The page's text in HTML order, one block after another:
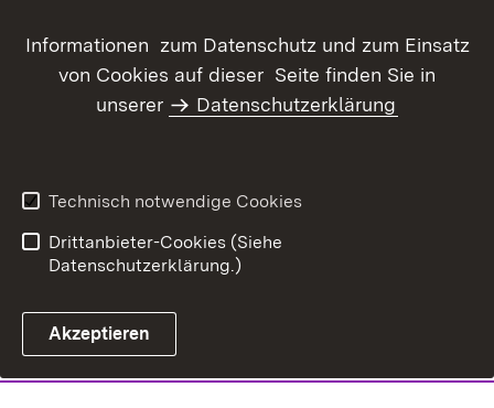
Informationen zum Datenschutz und zum Einsatz
von Cookies auf dieser Seite finden Sie in
unserer
Datenschutzerklärung
Technisch notwendige Cookies
Drittanbieter-Cookies (Siehe
Datenschutzerklärung.)
Akzeptieren